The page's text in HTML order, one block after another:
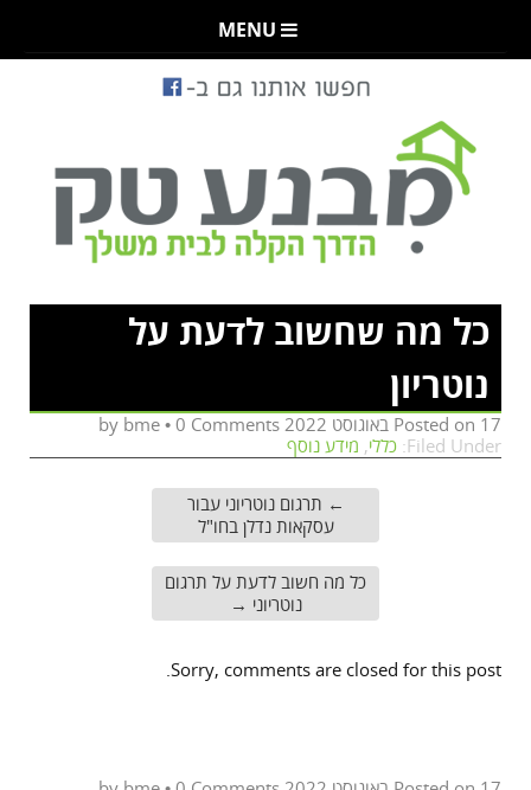
MENU
כל מה שחשוב לדעת על
נוטריון
Posted on 17 באוגוסט 2022 bme • 0 Comments
Filed Under: כללי, מידע נוסף
← תרגום נוטריוני עבור
עסקאות נדלן בחו"ל
כל מה חשוב לדעת על תרגום
נוטריוני →
Sorry, comments are closed for this post.